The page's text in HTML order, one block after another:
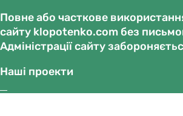
Повне або часткове
сайту klopotenko.com без
Адміністрації сайту
Наші проекти